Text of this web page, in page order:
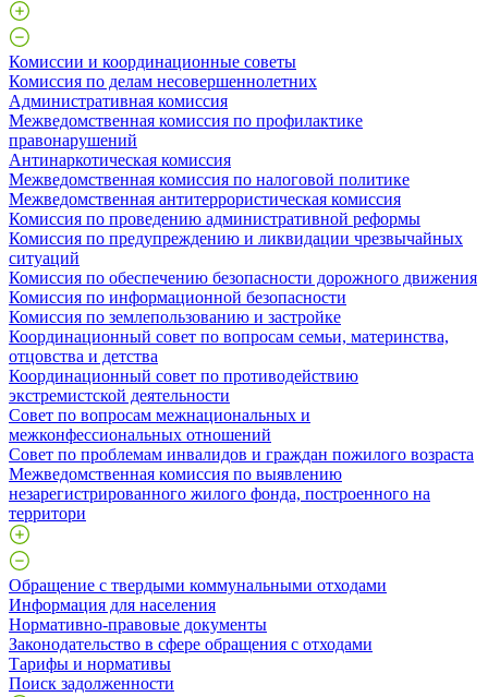
Комиссии и координационные советы
Комиссия по делам несовершеннолетних
Административная комиссия
Межведомственная комиссия по профилактике
правонарушений
Антинаркотическая комиссия
Межведомственная комиссия по налоговой политике
Межведомственная антитеррористическая комиссия
Комиссия по проведению административной реформы
Комиссия по предупреждению и ликвидации чрезвычайных
ситуаций
Комиссия по обеспечению безопасности дорожного движения
Комиссия по информационной безопасности
Комиссия по землепользованию и застройке
Координационный совет по вопросам семьи, материнства,
отцовства и детства
Координационный совет по противодействию
экстремистской деятельности
Совет по вопросам межнациональных и
межконфессиональных отношений
Совет по проблемам инвалидов и граждан пожилого возраста
Межведомственная комиссия по выявлению
незарегистрированного жилого фонда, построенного на
территори
Обращение с твердыми коммунальными отходами
Информация для населения
Нормативно-правовые документы
Законодательство в сфере обращения с отходами
Тарифы и нормативы
Поиск задолженности